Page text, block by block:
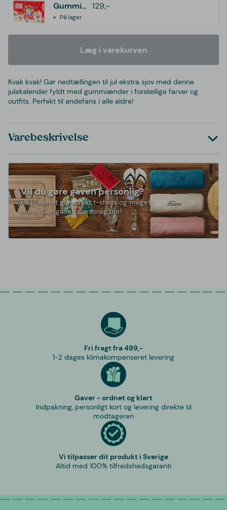
Gummiankor Adventskalender
129,-
På lager
Læg i varekurven
Kvak kvak! Gør nedtællingen til jul ekstra sjov med denne
julekalender fyldt med gummiænder i forskellige farver og
outfits. Perfekt til andefans i alle aldre!
Varebeskrivelse
Vil du gøre gaven personlig?
Få graveret glas, trykt t-shirts og meget
mere. Gør gaven personlig her!
Fri fragt fra 499,-
1-2 dages klimakompenseret levering
Gaver - ordnet og klart
Indpakning, personligt kort og levering direkte til
modtageren
Vi tilpasser dit produkt i Sverige
Altid med 100% tilfredshedsgaranti